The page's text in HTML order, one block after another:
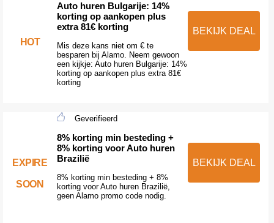
HOT
Auto huren Bulgarije: 14%
korting op aankopen plus
extra 81€ korting
Mis deze kans niet om € te
besparen bij Alamo. Neem gewoon
een kijkje: Auto huren Bulgarije: 14%
korting op aankopen plus extra 81€
korting
BEKIJK DEAL
EXPIRE
SOON
Geverifieerd
8% korting min besteding +
8% korting voor Auto huren
Brazilië
8% korting min besteding + 8%
korting voor Auto huren Brazilië,
geen Alamo promo code nodig.
BEKIJK DEAL